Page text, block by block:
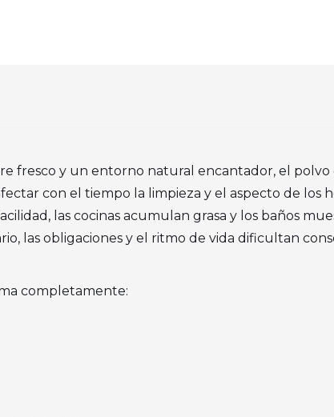
fresco y un entorno natural encantador, el polvo
con el tiempo la limpieza y el aspecto de los
las cocinas acumulan grasa y los baños
las obligaciones y el ritmo de vida dificultan
completamente: